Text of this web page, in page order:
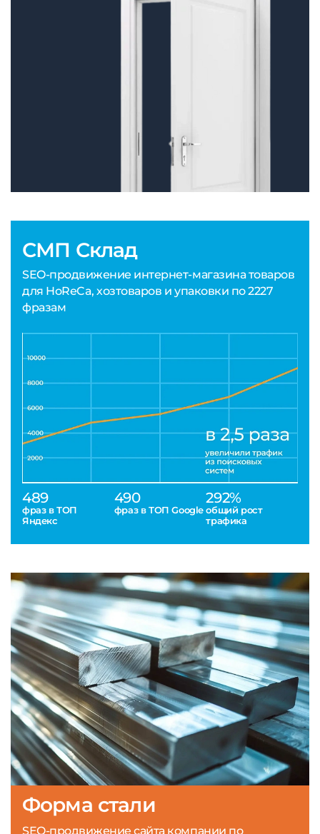
СМП Склад
SEO-продвижение интернет-магазина товаров
для HoReCa, хозтоваров и упаковки по 2227
фразам
489
фраз в ТОП
Яндекс
490
фраз в ТОП Google
292%
общий рост
трафика
Форма стали
SEO-продвижение сайта компании по